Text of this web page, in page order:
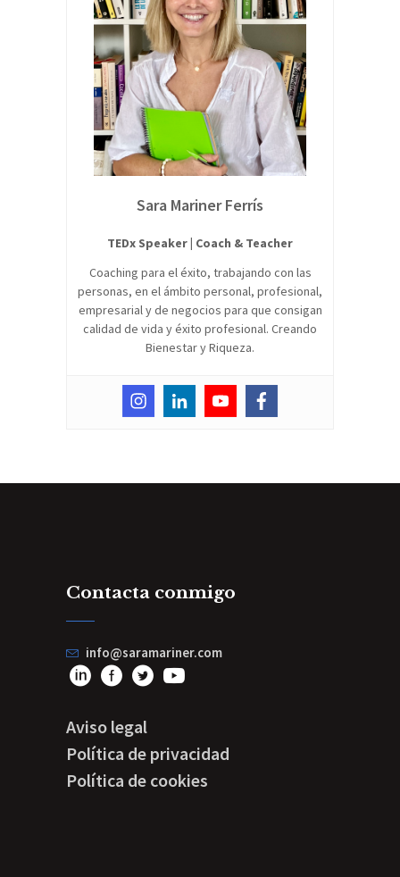
Sara Mariner Ferrís
TEDx Speaker | Coach & Teacher
Coaching para el éxito, trabajando con las
personas, en el ámbito personal, profesional,
empresarial y de negocios para que consigan
calidad de vida y éxito profesional. Creando
Bienestar y Riqueza.
Contacta conmigo
info@saramariner.com
Aviso legal
Política de privacidad
Política de cookies